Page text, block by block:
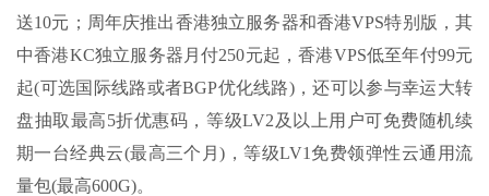
送10元；周年庆推出香港独立服务器和香港VPS特别版，其
中香港KC独立服务器月付250元起，香港VPS低至年付99元
起(可选国际线路或者BGP优化线路)，还可以参与幸运大转
盘抽取最高5折优惠码，等级LV2及以上用户可免费随机续
期一台经典云(最高三个月)，等级LV1免费领弹性云通用流
量包(最高600G)。